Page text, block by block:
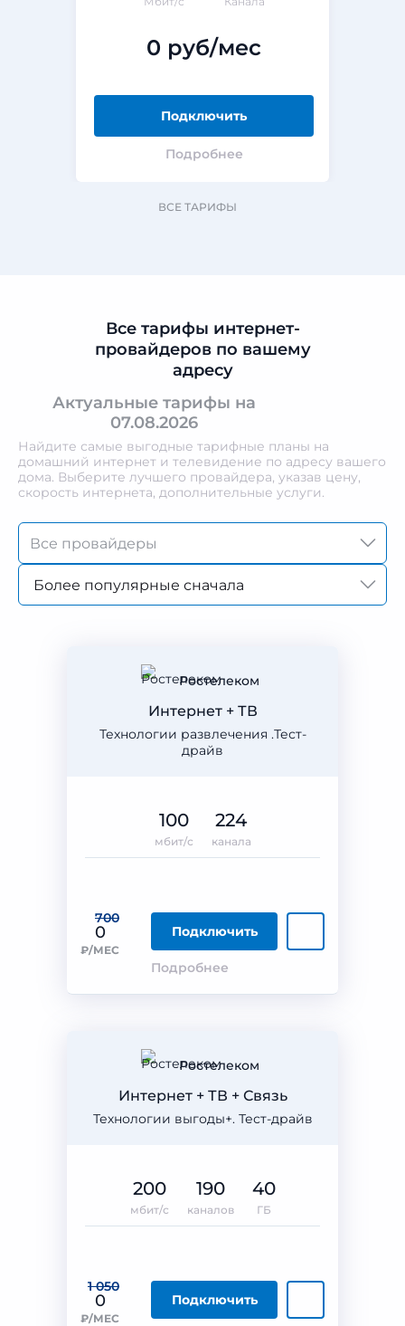
0 руб/мес
Подключить
Подробнее
ВСЕ ТАРИФЫ
Все тарифы интернет-
провайдеров по вашему
адресу
Актуальные тарифы на
07.08.2026
Найдите самые выгодные тарифные планы на
домашний интернет и телевидение по адресу вашего
дома. Выберите лучшего провайдера, указав цену,
скорость интернета, дополнительные услуги.
Более популярные сначала
Ростелеком
Технологии развлечения .Тест-
драйв
Интернет + ТВ
700
0
₽/МЕС
Подключить
Подробнее
100
мбит/с
224
канала
Ростелеком
Технологии выгоды+. Тест-драйв
Интернет + ТВ + Связь
1 050
0
₽/МЕС
Подключить
200
мбит/с
190
каналов
40
ГБ